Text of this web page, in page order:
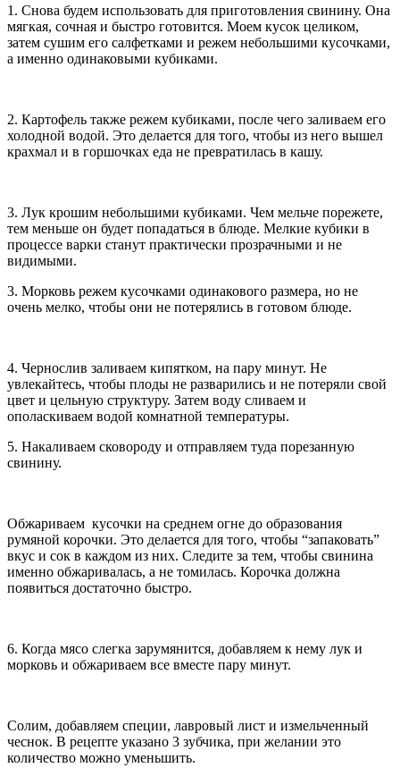
1. Снова будем использовать для приготовления свинину. Она
мягкая, сочная и быстро готовится. Моем кусок целиком,
затем сушим его салфетками и режем небольшими кусочками,
а именно одинаковыми кубиками.
2. Картофель также режем кубиками, после чего заливаем его
холодной водой. Это делается для того, чтобы из него вышел
крахмал и в горшочках еда не превратилась в кашу.
3. Лук крошим небольшими кубиками. Чем мельче порежете,
тем меньше он будет попадаться в блюде. Мелкие кубики в
процессе варки станут практически прозрачными и не
видимыми.
3. Морковь режем кусочками одинакового размера, но не
очень мелко, чтобы они не потерялись в готовом блюде.
4. Чернослив заливаем кипятком, на пару минут. Не
увлекайтесь, чтобы плоды не разварились и не потеряли свой
цвет и цельную структуру. Затем воду сливаем и
ополаскиваем водой комнатной температуры.
5. Накаливаем сковороду и отправляем туда порезанную
свинину.
Обжариваем кусочки на среднем огне до образования
румяной корочки. Это делается для того, чтобы “запаковать”
вкус и сок в каждом из них. Следите за тем, чтобы свинина
именно обжаривалась, а не томилась. Корочка должна
появиться достаточно быстро.
6. Когда мясо слегка зарумянится, добавляем к нему лук и
морковь и обжариваем все вместе пару минут.
Солим, добавляем специи, лавровый лист и измельченный
чеснок. В рецепте указано 3 зубчика, при желании это
количество можно уменьшить.